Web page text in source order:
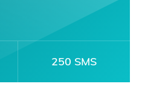
250 SMS